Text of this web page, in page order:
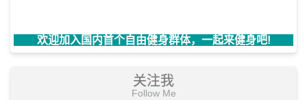
欢迎加入国内首个自由健身群体，一起来健身吧!
关注我
Follow Me